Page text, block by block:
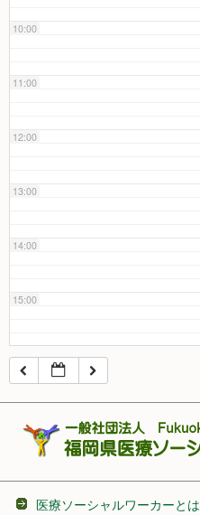
10:00
11:00
12:00
13:00
14:00
15:00
16:00
医療ソーシャルワーカーとは